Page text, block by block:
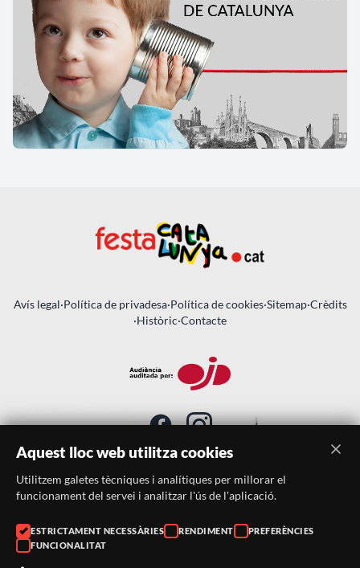
Avís legal·Política de privadesa·Política de cookies·Sitemap·Crèdits
·Històric·Contacte
SUBSCRIU-TE AL BUTLLETÍ
Telèfon:
938046359
Correu:
Aquest lloc web utilitza cookies
Utilitzem galetes tècniques i analítiques per millorar el
funcionament del servei i analitzar l'ús de l'aplicació.
ESTRICTAMENT NECESSÀRIES RENDIMENT
PREFERÈNCIES
FUNCIONALITAT